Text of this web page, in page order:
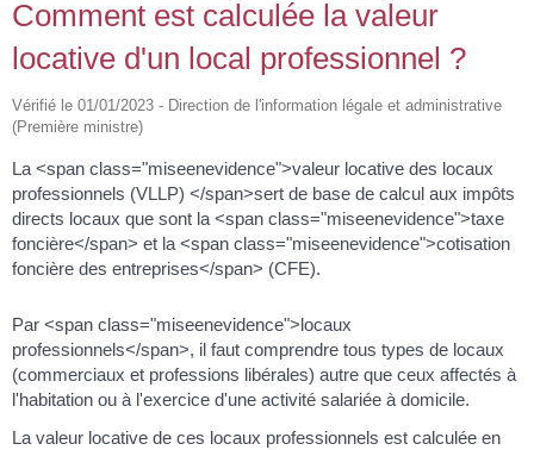
Comment est calculée la valeur
locative d'un local professionnel ?
Vérifié le 01/01/2023 - Direction de l'information légale et administrative
(Première ministre)
La <span class="miseenevidence">valeur locative des locaux
professionnels (VLLP) </span>sert de base de calcul aux impôts
directs locaux que sont la <span class="miseenevidence">taxe
foncière</span> et la <span class="miseenevidence">cotisation
foncière des entreprises</span> (CFE).
Par <span class="miseenevidence">locaux
professionnels</span>, il faut comprendre tous types de locaux
(commerciaux et professions libérales) autre que ceux affectés à
l'habitation ou à l'exercice d'une activité salariée à domicile.
La valeur locative de ces locaux professionnels est calculée en